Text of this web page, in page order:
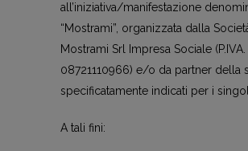
all’iniziativa/manifestazione
“Mostrami”, organizzata dalla
Mostrami Srl Impresa Sociale (P.IVA.
08721110966) e/o da partner della
specificatamente indicati per i
A tali fini: